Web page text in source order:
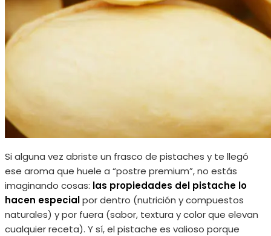
Si alguna vez abriste un frasco de pistaches y te llegó
ese aroma que huele a “postre premium”, no estás
imaginando cosas: las propiedades del pistache lo
hacen especialpor dentro (nutrición y compuestos
naturales) y por fuera (sabor, textura y color que elevan
cualquier receta). Y sí, el pistache es valioso porque